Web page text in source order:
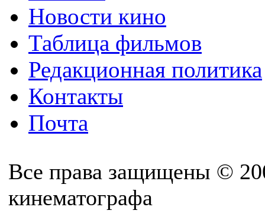
Новости кино
Таблица фильмов
Редакционная политика
Контакты
Почта
Все права защищены ©
кинематографа